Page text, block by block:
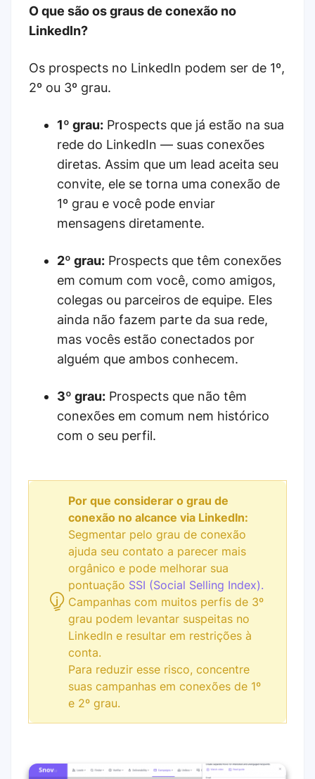
O que são os graus de conexão no
LinkedIn?
Os prospects no LinkedIn podem ser de 1º,
2º ou 3º grau.
1º grau: Prospects que já estão na sua
rede do LinkedIn — suas conexões
diretas. Assim que um lead aceita seu
convite, ele se torna uma conexão de
1º grau e você pode enviar
mensagens diretamente.
2º grau: Prospects que têm conexões
em comum com você, como amigos,
colegas ou parceiros de equipe. Eles
ainda não fazem parte da sua rede,
mas vocês estão conectados por
alguém que ambos conhecem.
3º grau: Prospects que não têm
conexões em comum nem histórico
com o seu perfil.
Por que considerar o grau de
conexão no alcance via LinkedIn:
Segmentar pelo grau de conexão
ajuda seu contato a parecer mais
orgânico e pode melhorar sua
pontuação SSI (Social Selling Index).
Campanhas com muitos perfis de 3º
grau podem levantar suspeitas no
LinkedIn e resultar em restrições à
conta.
Para reduzir esse risco, concentre
suas campanhas em conexões de 1º
e 2º grau.